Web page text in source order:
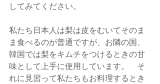
してみてください。
私たち日本人は梨は皮をむいてそのま
ま食べるのが普通ですが、お隣の国、
韓国では梨をキムチをつけるときの甘
味として上手に使用しています。　そ
れに見習って私たちもお料理するとき